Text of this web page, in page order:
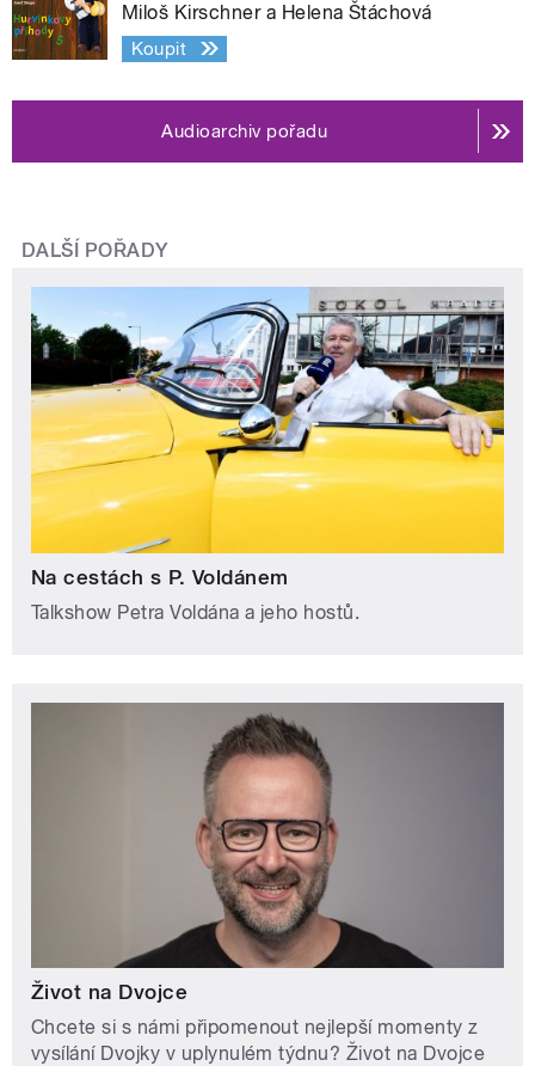
Miloš Kirschner a Helena Štáchová
Koupit
Audioarchiv pořadu
DALŠÍ POŘADY
Na cestách s P. Voldánem
Talkshow Petra Voldána a jeho hostů.
Život na Dvojce
Chcete si s námi připomenout nejlepší momenty z
vysílání Dvojky v uplynulém týdnu? Život na Dvojce